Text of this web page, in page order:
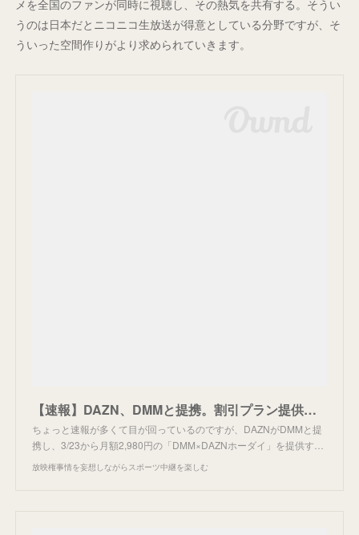
メを全国のファンが同時に視聴し、その熱気を共有する。そうい
うのは日本だとニコニコ生放送が得意としている分野ですが、そ
ういった空間作りがより求められていきます。
【速報】DAZN、DMMと提携。割引プラン提供へ。
ちょっと速報が多くて目が回っているのですが、DAZNがDMMと提
携し、3/23から月額2,980円の「DMM×DAZNホーダイ」を提供す…
放映権事情を妄想しながらスポーツ中継を楽しむ